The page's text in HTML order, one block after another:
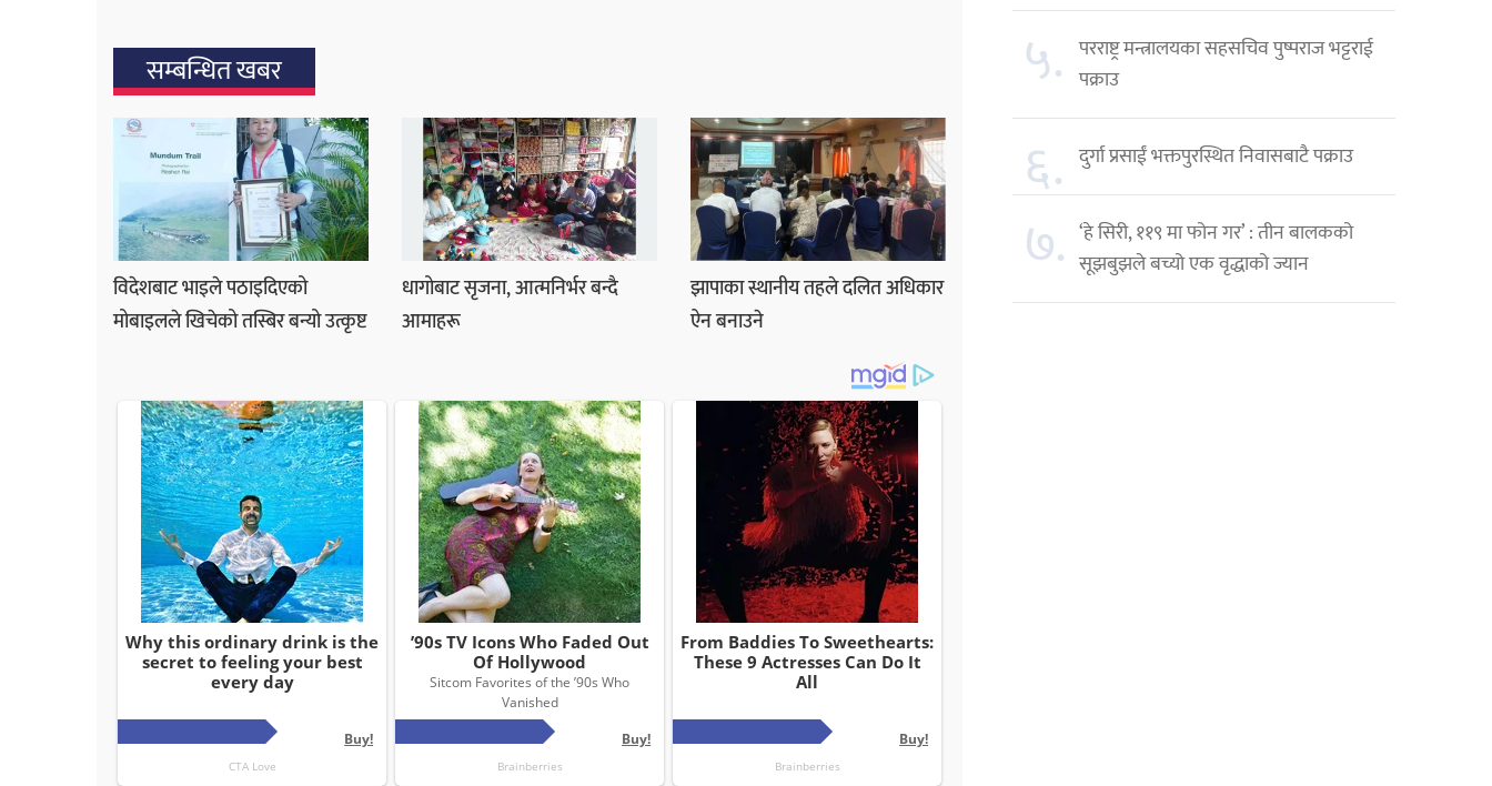
सम्बन्धित खबर
विदेशबाट भाइले पठाइदिएको
मोबाइलले खिचेको तस्बिर बन्यो उत्कृष्ट
धागोबाट सृजना, आत्मनिर्भर बन्दै
आमाहरू
झापाका स्थानीय तहले दलित अधिकार
ऐन बनाउने
५. परराष्ट्र मन्त्रालयका सहसचिव पुष्पराज भट्टराई
पक्राउ
६. दुर्गा प्रसाईं भक्तपुरस्थित निवासबाटै पक्राउ
७. ‘हे सिरी, ११९ मा फोन गर’ : तीन बालकको
सूझबुझले बच्यो एक वृद्धाको ज्यान